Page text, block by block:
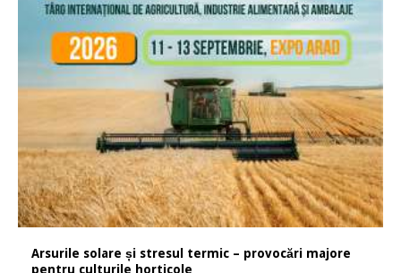
Arsurile solare și stresul termic – provocări majore
pentru culturile horticole